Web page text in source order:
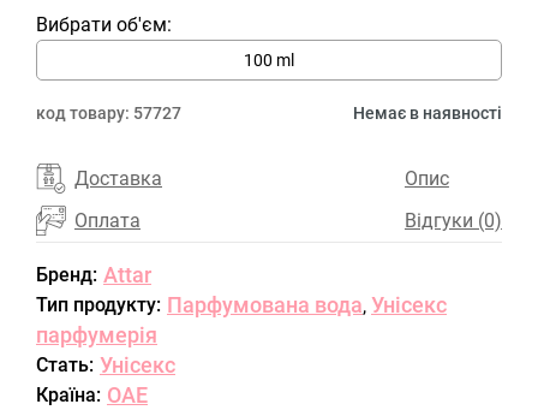
Вибрати об'єм:
100 ml
код товару: 57727 Немає в наявності
Доставка
Оплата
Опис
Відгуки (0)
Бренд: Attar
Тип продукту: Парфумована вода, Унісекс
парфумерія
Стать: Унісекс
Країна: ОАЕ